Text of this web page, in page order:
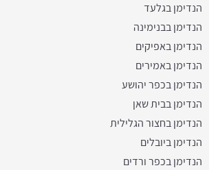
הנדימן בגלעד
הנדימן בבנימינה
הנדימן באפיקים
הנדימן באמירים
הנדימן בכפר יהושע
הנדימן בבית שאן
הנדימן בחצור הגלילית
הנדימן ביובלים
הנדימן בכפר ורדים